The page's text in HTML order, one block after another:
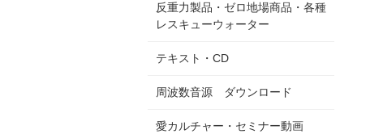
反重力製品・ゼロ地場商品・各種
レスキューウォーター
テキスト・CD
周波数音源 ダウンロード
愛カルチャー・セミナー動画